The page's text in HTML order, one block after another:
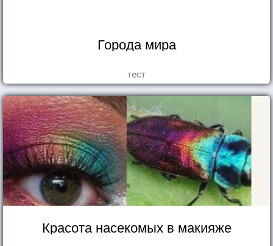
Города мира
тест
Красота насекомых в макияже